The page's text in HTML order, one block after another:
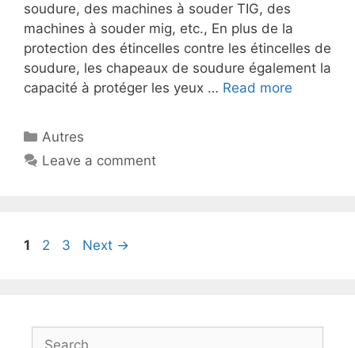
soudure, des machines à souder TIG, des
machines à souder mig, etc., En plus de la
protection des étincelles contre les étincelles de
soudure, les chapeaux de soudure également la
capacité à protéger les yeux … Read more
Autres
Leave a comment
1 2 3 Next →